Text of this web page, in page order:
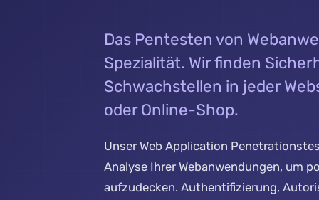
Das Pentesten von
Spezialität. Wir finden
Schwachstellen in jeder
oder Online-Shop.
Unser Web Application
Analyse Ihrer Webanwendungen, um
aufzudecken. Authentifizierung,